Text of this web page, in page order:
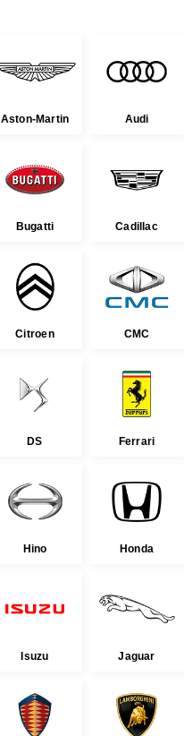
Aston-Martin Audi
Bugatti Cadillac
Citroen CMC
DS Ferrari
Hino Honda
Isuzu Jaguar